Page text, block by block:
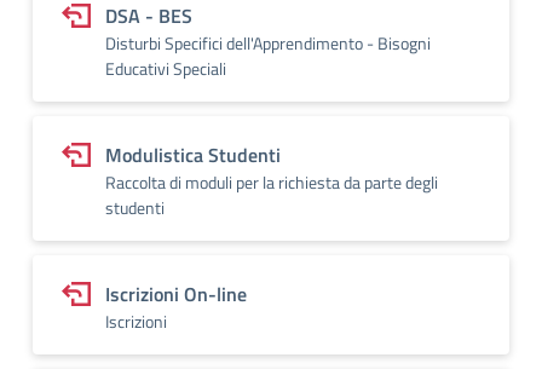
DSA - BES
Disturbi Specifici dell'Apprendimento - Bisogni
Educativi Speciali
Modulistica Studenti
Raccolta di moduli per la richiesta da parte degli
studenti
Iscrizioni On-line
Iscrizioni